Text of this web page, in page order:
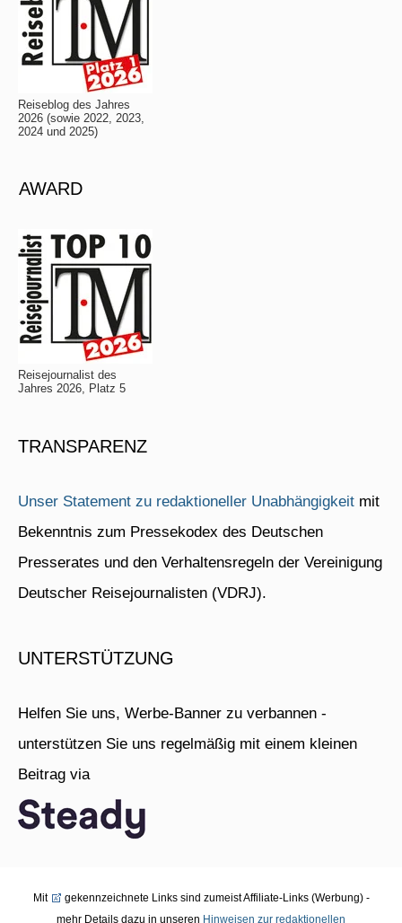
Reiseblog des Jahres
2026 (sowie 2022, 2023,
2024 und 2025)
AWARD
Reisejournalist des
Jahres 2026, Platz 5
TRANSPARENZ
Unser Statement zu redaktioneller Unabhängigkeit mit
Bekenntnis zum Pressekodex des Deutschen
Presserates und den Verhaltensregeln der Vereinigung
Deutscher Reisejournalisten (VDRJ).
UNTERSTÜTZUNG
Helfen Sie uns, Werbe-Banner zu verbannen -
unterstützen Sie uns regelmäßig mit einem kleinen
Beitrag via
Mit
gekennzeichnete Links sind zumeist Affiliate-Links (Werbung) -
mehr Details dazu in unseren Hinweisen zur redaktionellen